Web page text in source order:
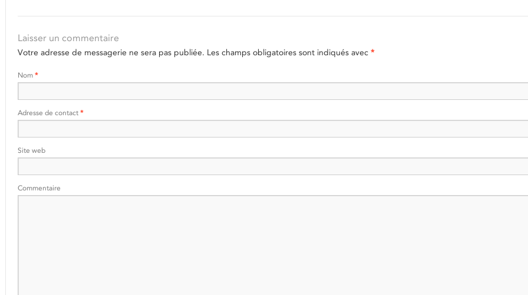
Laisser un commentaire
Votre adresse de messagerie ne sera pas publiée. Les champs obligatoires sont indiqués avec *
Nom *
Adresse de contact *
Site web
Commentaire